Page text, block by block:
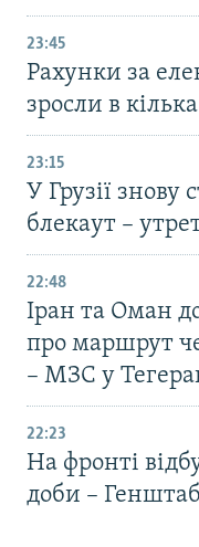
23:45
Рахунки за
зросли в кілька
23:15
У Грузії
блекаут –
22:48
Іран та Оман
про маршрут
– МЗС у
22:23
На фронті
доби –